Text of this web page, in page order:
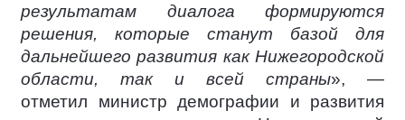
результатам диалога формируются
решения, которые станут базой для
дальнейшего развития как Нижегородской
области, так и всей страны», —
отметил министр демографии и развития